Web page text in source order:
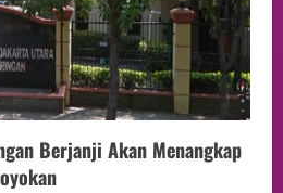
Berjanji Akan Menangkap